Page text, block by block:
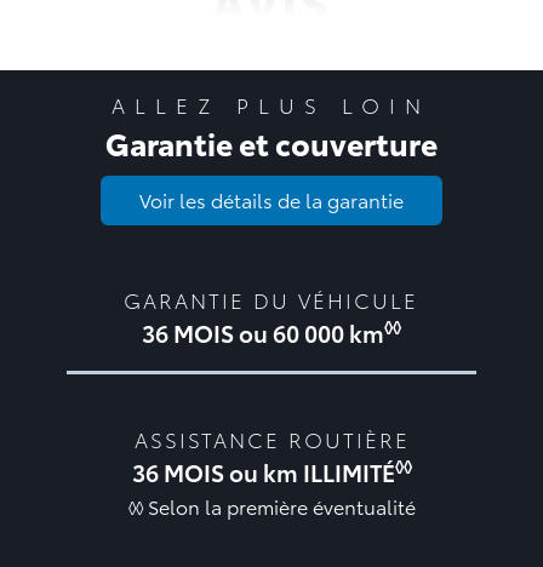
ALLEZ PLUS LOIN
Garantie et couverture
Voir les détails de la garantie
GARANTIE DU VÉHICULE
36 MOIS ou 60 000 km◊◊
ASSISTANCE ROUTIÈRE
36 MOIS ou km ILLIMITÉ◊◊
◊◊ Selon la première éventualité